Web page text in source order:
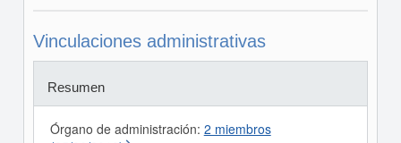
Vinculaciones administrativas
Resumen
Órgano de administración: 2 miembros